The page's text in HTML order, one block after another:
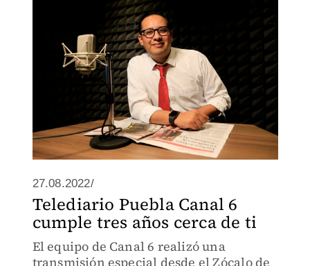
27.08.2022/
Telediario Puebla Canal 6
cumple tres años cerca de ti
El equipo de Canal 6 realizó una
transmisión especial desde el Zócalo de